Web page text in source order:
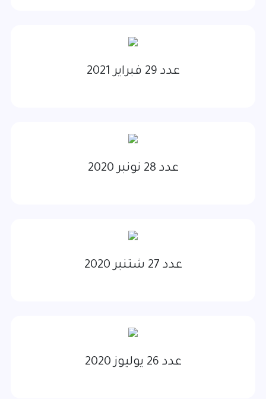
عدد 29 فبراير 2021
عدد 28 نونبر 2020
عدد 27 شتنبر 2020
عدد 26 يوليوز 2020